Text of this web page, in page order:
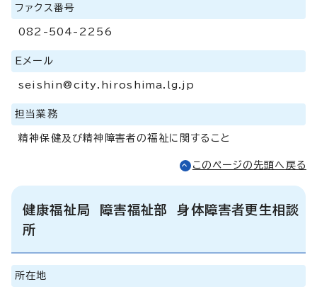
ファクス番号
082-504-2256
Eメール
seishin@city.hiroshima.lg.jp
担当業務
精神保健及び精神障害者の福祉に関すること
このページの先頭へ戻る
健康福祉局 障害福祉部 身体障害者更生相談
所
所在地